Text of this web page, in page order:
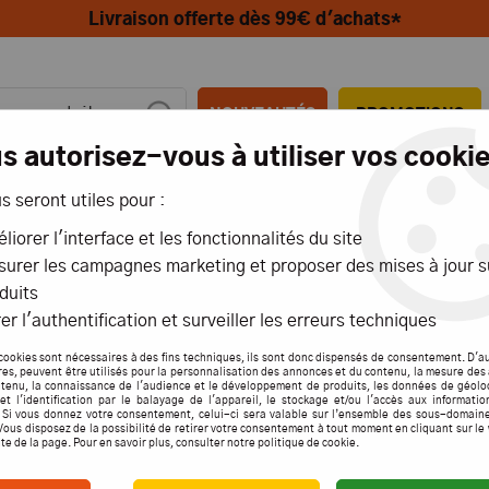
Livraison offerte dès 99€ d'achats*
NOUVEAUTÉS PROMOTIONS
- JEU DE BASCULEURS LONG 120T (nécessite TRX5318 ou TRX5318X) -
LONG
OU
autorisez-vous à utiliser vos
seront utiles pour :
l'interface et les fonctionnalités du site
les campagnes marketing et proposer des mises à jour
l'authentification et surveiller les erreurs techniques
sont nécessaires à des fins techniques, ils sont donc dispensés de consentement.
peuvent être utilisés pour la personnalisation des annonces et du contenu, la mesure des
la connaissance de l'audience et le développement de produits, les données de
l'identification par le balayage de l'appareil, le stockage et/ou l'accès aux
vous donnez votre consentement, celui-ci sera valable sur l’ensemble des sous-
disposez de la possibilité de retirer votre consentement à tout moment en cliquant sur le
de la page. Pour en savoir plus, consulter notre politique de cookie.